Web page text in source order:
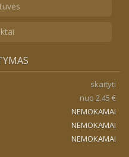
skaityti
nuo 2.45 €
NEMOKAMAI
NEMOKAMAI
NEMOKAMAI